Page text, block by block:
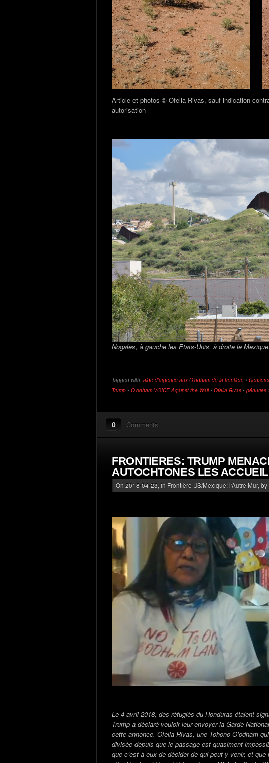
Article et photos © Ofelia Rivas, sauf indication
autorisation
Nogales, à gauche les Etats-Unis, à droite le
Tagged with: aide d'urgence aux O'odham de la frontière •
Trump • O'odham VOICE Against the Wall• Ofelia Rivas • pénuries
0 Comments
FRONTIERES: TRUMP
AUTOCHTONES LES
On 2018-04-23, in Frontière US/Mexique: l'Autre Mur, by
Le 4 avril 2018, des réfugiés du Honduras étaient
Trump a déclaré vouloir leur envoyer la Garde
cette annonce. Ofelia Rivas, une Tohono O’odham
divisée depuis que le passage est quasiment
que c’est à eux de décider de qui peut y venir, et